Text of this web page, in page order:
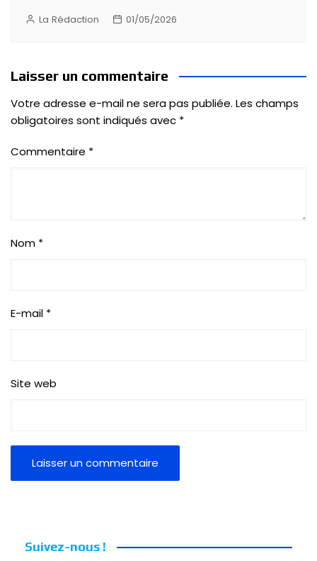
La Rédaction 01/05/2026
Laisser un commentaire
Votre adresse e-mail ne sera pas publiée. Les champs
obligatoires sont indiqués avec *
Commentaire *
Nom *
E-mail *
Site web
Suivez-nous !